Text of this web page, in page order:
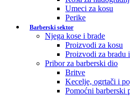
Umeci za kosu
Perike
Barberski sektor
Njega kose i brade
Proizvodi za kosu
Proizvodi za bradu
Pribor za barberski dio
Britve
Kecelje, ogrtači i
Pomoćni barberski